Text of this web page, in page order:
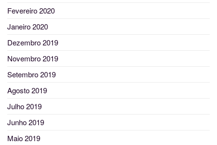
Fevereiro 2020
Janeiro 2020
Dezembro 2019
Novembro 2019
Setembro 2019
Agosto 2019
Julho 2019
Junho 2019
Maio 2019